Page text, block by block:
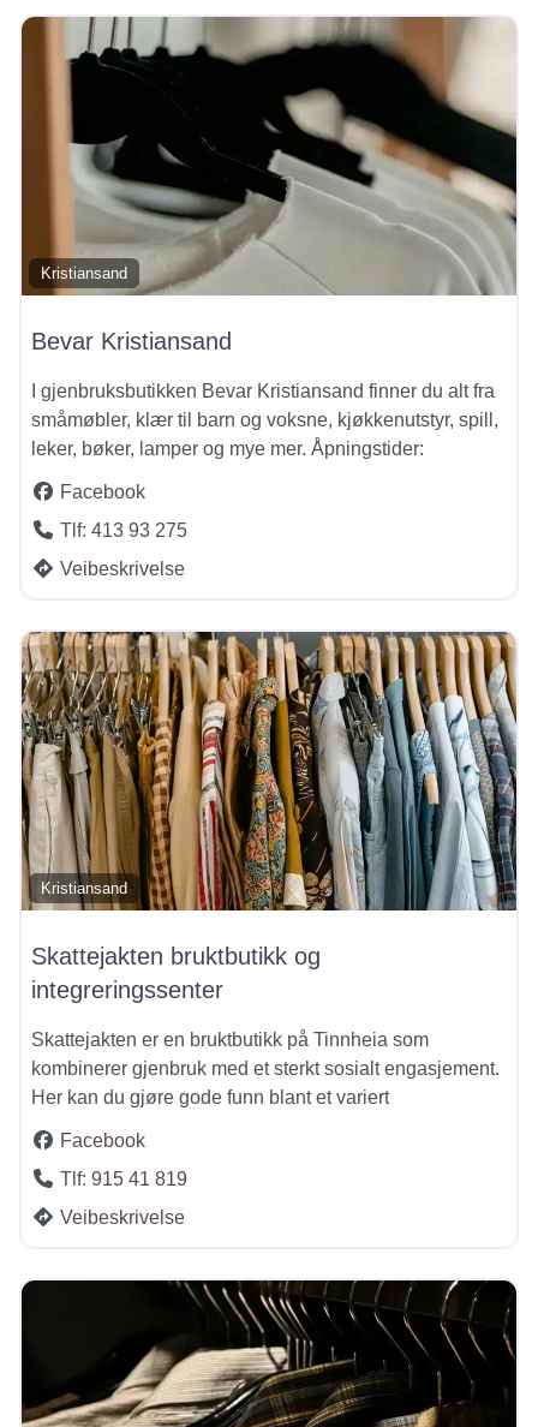
Kristiansand
Bevar Kristiansand
I gjenbruksbutikken Bevar Kristiansand finner du alt fra
småmøbler, klær til barn og voksne, kjøkkenutstyr, spill,
leker, bøker, lamper og mye mer. Åpningstider:
Facebook
Tlf: 413 93 275
Veibeskrivelse
Kristiansand
Skattejakten bruktbutikk og
integreringssenter
Skattejakten er en bruktbutikk på Tinnheia som
kombinerer gjenbruk med et sterkt sosialt engasjement.
Her kan du gjøre gode funn blant et variert
Facebook
Tlf: 915 41 819
Veibeskrivelse